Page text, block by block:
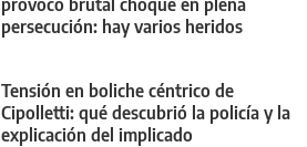
provocó brutal choque en plena
persecución: hay varios heridos
Tensión en boliche céntrico de
Cipolletti: qué descubrió la policía y la
explicación del implicado